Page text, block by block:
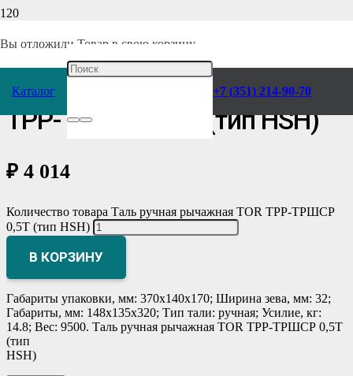
Вы отложили Товар в свою корзину.
Каталог +7 (351) 214-90-70
Рычажные/
Таль ручная рычажная TOR
ТРР-ТРШСР 0,5Т (тип HSH)
₽ 4 014
Количество товара Таль ручная рычажная TOR ТРР-ТРШСР
0,5Т (тип HSH)
В КОРЗИНУ
Габариты упаковки, мм: 370х140х170; Ширина зева, мм: 32;
Габариты, мм: 148х135х320; Тип тали: ручная; Усилие, кг:
14.8; Вес: 9500. Таль ручная рычажная TOR ТРР-ТРШСР 0,5Т
(тип
HSH)